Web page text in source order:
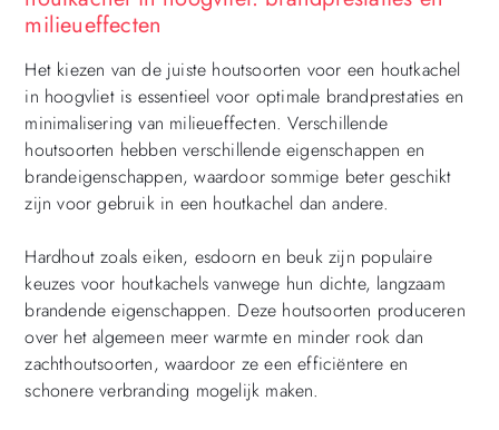
milieueffecten
Het kiezen van de juiste houtsoorten voor een houtkachel
in hoogvliet is essentieel voor optimale brandprestaties en
minimalisering van milieueffecten. Verschillende
houtsoorten hebben verschillende eigenschappen en
brandeigenschappen, waardoor sommige beter geschikt
zijn voor gebruik in een houtkachel dan andere.
Hardhout zoals eiken, esdoorn en beuk zijn populaire
keuzes voor houtkachels vanwege hun dichte, langzaam
brandende eigenschappen. Deze houtsoorten produceren
over het algemeen meer warmte en minder rook dan
zachthoutsoorten, waardoor ze een efficiëntere en
schonere verbranding mogelijk maken.